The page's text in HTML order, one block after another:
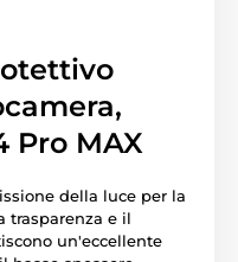
Pro MAX
della luce per la
trasparenza e il
un'eccellente